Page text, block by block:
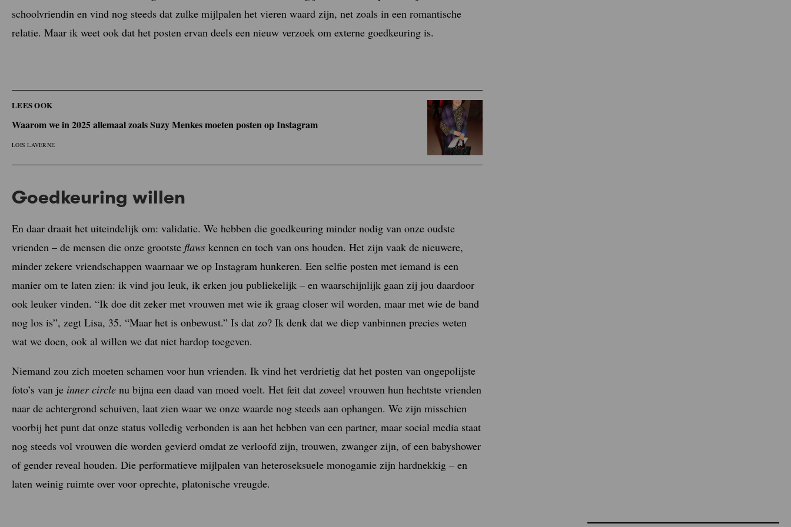
schoolvriendin en vind nog steeds dat zulke mijlpalen het vieren waard zijn, net zoals in een romantische
relatie. Maar ik weet ook dat het posten ervan deels een nieuw verzoek om externe goedkeuring is.
LEES OOK
Waarom we in 2025 allemaal zoals Suzy Menkes moeten posten op Instagram
LOIS LAVERNE
Goedkeuring willen
En daar draait het uiteindelijk om: validatie. We hebben die goedkeuring minder nodig van onze oudste
vrienden – de mensen die onze grootste flaws kennen en toch van ons houden. Het zijn vaak de nieuwere,
minder zekere vriendschappen waarnaar we op Instagram hunkeren. Een selfie posten met iemand is een
manier om te laten zien: ik vind jou leuk, ik erken jou publiekelijk – en waarschijnlijk gaan zij jou daardoor
ook leuker vinden. “Ik doe dit zeker met vrouwen met wie ik graag closer wil worden, maar met wie de band
nog los is”, zegt Lisa, 35. “Maar het is onbewust.” Is dat zo? Ik denk dat we diep vanbinnen precies weten
wat we doen, ook al willen we dat niet hardop toegeven.
Niemand zou zich moeten schamen voor hun vrienden. Ik vind het verdrietig dat het posten van ongepolijste
foto’s van je inner circle nu bijna een daad van moed voelt. Het feit dat zoveel vrouwen hun hechtste vrienden
naar de achtergrond schuiven, laat zien waar we onze waarde nog steeds aan ophangen. We zijn misschien
voorbij het punt dat onze status volledig verbonden is aan het hebben van een partner, maar social media staat
nog steeds vol vrouwen die worden gevierd omdat ze verloofd zijn, trouwen, zwanger zijn, of een babyshower
of gender reveal houden. Die performatieve mijlpalen van heteroseksuele monogamie zijn hardnekkig – en
laten weinig ruimte over voor oprechte, platonische vreugde.